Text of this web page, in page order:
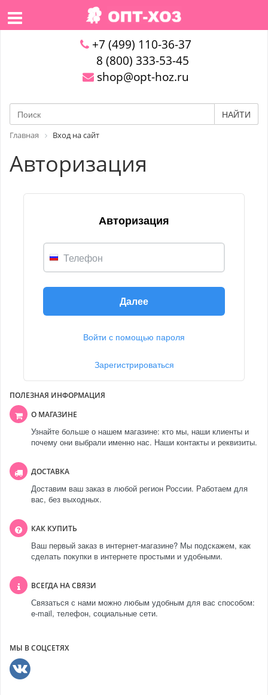
+7 (499) 110-36-37
8 (800) 333-53-45
shop@opt-hoz.ru
НАЙТИ
Главная Вход на сайт
Авторизация
Авторизация
Телефон
Далее
Войти с помощью пароля
Зарегистрироваться
ПОЛЕЗНАЯ ИНФОРМАЦИЯ
О МАГАЗИНЕ
Узнайте больше о нашем магазине: кто мы, наши клиенты и
почему они выбрали именно нас. Наши контакты и реквизиты.
ДОСТАВКА
Доставим ваш заказ в любой регион России. Работаем для
вас, без выходных.
КАК КУПИТЬ
Ваш первый заказ в интернет-магазине? Мы подскажем, как
сделать покупки в интернете простыми и удобными.
ВСЕГДА НА СВЯЗИ
Связаться с нами можно любым удобным для вас способом:
e-mail, телефон, социальные сети.
МЫ В СОЦСЕТЯХ